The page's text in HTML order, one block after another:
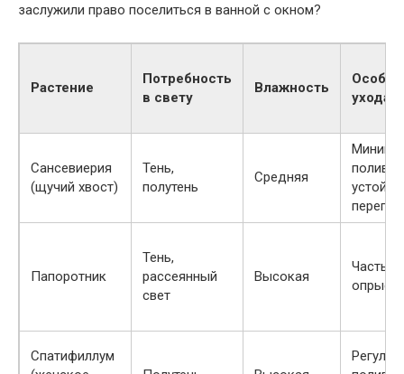
заслужили право поселиться в ванной с окном?
Растение
Потребность
в свету
Влажность
ухода
Сансевиерия
(щучий хвост)
Тень,
полутень
Средняя
полив,
Папоротник
Тень,
рассеянный
свет
Высокая
Частый
Спатифиллум